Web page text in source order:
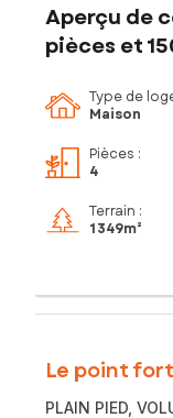
Aperçu de
pièces et
Type de
Maison
Pièces :
4
Terrain :
1 349m²
Le point
PLAIN PIED,